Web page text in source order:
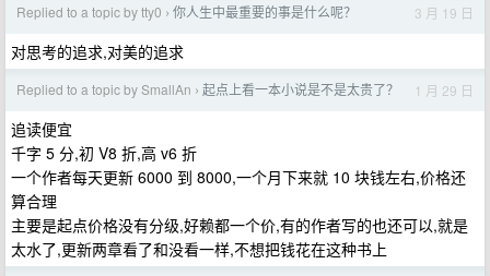
Replied to a topic by tty0 › 你人生中最重要的事是什么呢？ 3 月 19 日
对思考的追求,对美的追求
Replied to a topic by SmallAn › 起点上看一本小说是不是太贵了？ 1 月 29 日
追读便宜
千字 5 分,初 V8 折,高 v6 折
一个作者每天更新 6000 到 8000,一个月下来就 10 块钱左右,价格还
算合理
主要是起点价格没有分级,好赖都一个价,有的作者写的也还可以,就是
太水了,更新两章看了和没看一样,不想把钱花在这种书上